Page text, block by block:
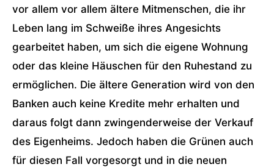
vor allem vor allem ältere Mitmenschen, die ihr
Leben lang im Schweiße ihres Angesichts
gearbeitet haben, um sich die eigene Wohnung
oder das kleine Häuschen für den Ruhestand zu
ermöglichen. Die ältere Generation wird von den
Banken auch keine Kredite mehr erhalten und
daraus folgt dann zwingenderweise der Verkauf
des Eigenheims. Jedoch haben die Grünen auch
für diesen Fall vorgesorgt und in die neuen